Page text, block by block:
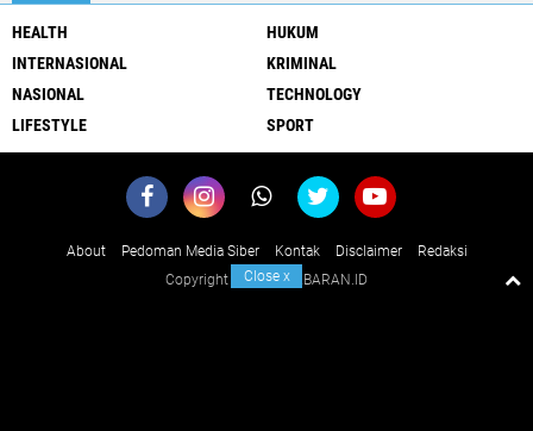
HEALTH
HUKUM
INTERNASIONAL
KRIMINAL
NASIONAL
TECHNOLOGY
LIFESTYLE
SPORT
About Pedoman Media Siber Kontak Disclaimer
Redaksi
Copyright ©2026 KABARAN.ID
Close x